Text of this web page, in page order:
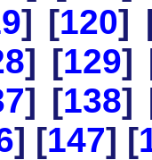
] [120]
] [129]
] [138]
] [147] [